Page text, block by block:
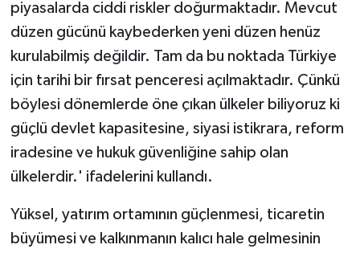
piyasalarda ciddi riskler doğurmaktadır. Mevcut
düzen gücünü kaybederken yeni düzen henüz
kurulabilmiş değildir. Tam da bu noktada Türkiye
için tarihi bir fırsat penceresi açılmaktadır. Çünkü
böylesi dönemlerde öne çıkan ülkeler biliyoruz ki
güçlü devlet kapasitesine, siyasi istikrara, reform
iradesine ve hukuk güvenliğine sahip olan
ülkelerdir.' ifadelerini kullandı.
Yüksel, yatırım ortamının güçlenmesi, ticaretin
büyümesi ve kalkınmanın kalıcı hale gelmesinin